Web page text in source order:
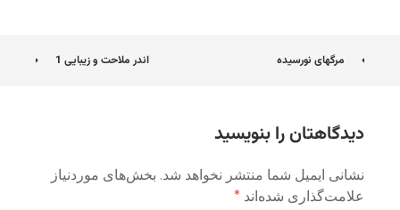
ناوبری
مرگهای نورسیده اندر ملاحت و زیبایی 1
دیدگاهتان را بنویسید
نشانی ایمیل شما منتشر نخواهد شد. بخش‌های موردنیاز
علامت‌گذاری شده‌اند *